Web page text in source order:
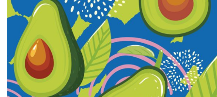
factores
esenciales
manejo
agronómico
en
paltos